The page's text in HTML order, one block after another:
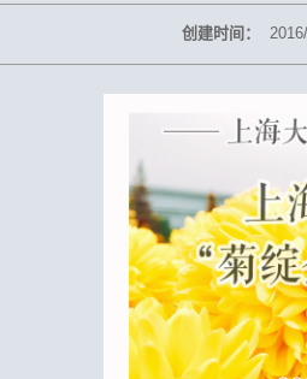
创建时间：